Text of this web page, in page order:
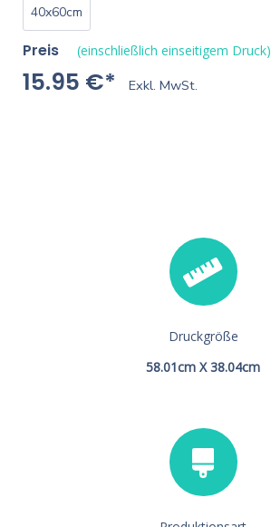
40x60cm
Preis (einschließlich einseitigem Druck)
15.95 €* Exkl. MwSt.
Druckgröße
58.01cm X 38.04cm